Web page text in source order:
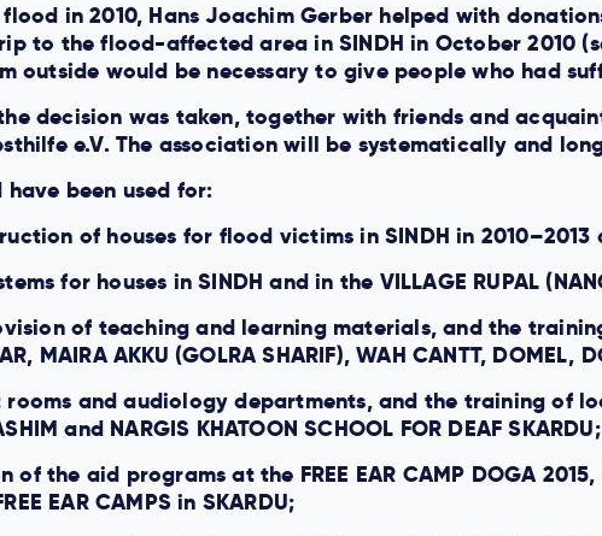
in 2010, Hans Joachim Gerber helped with
to the flood-affected area in SINDH in October 2010
outside would be necessary to give people who had
decision was taken, together with friends and
e.V. The association will be systematically and
been used for:
of houses for flood victims in SINDH in 2010–2013
for houses in SINDH and in the VILLAGE RUPAL
of teaching and learning materials, and the
MAIRA AKKU (GOLRA SHARIF), WAH CANTT, DOMEL,
rooms and audiology departments, and the training of
and NARGIS KHATOON SCHOOL FOR DEAF SKARDU;
the aid programs at the FREE EAR CAMP DOGA 2015,
EAR CAMPS in SKARDU;